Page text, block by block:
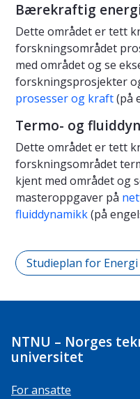
Bærekraftig
Dette området er tett
forskningsområdet
med området og se
forskningsprosjekter
prosesser og kraft(på
Termo- og
Dette området er tett
forskningsområdet
kjent med området og
masteroppgaver på
fluiddynamikk(på
Studieplan for
NTNU – Norges
universitet
For ansatte